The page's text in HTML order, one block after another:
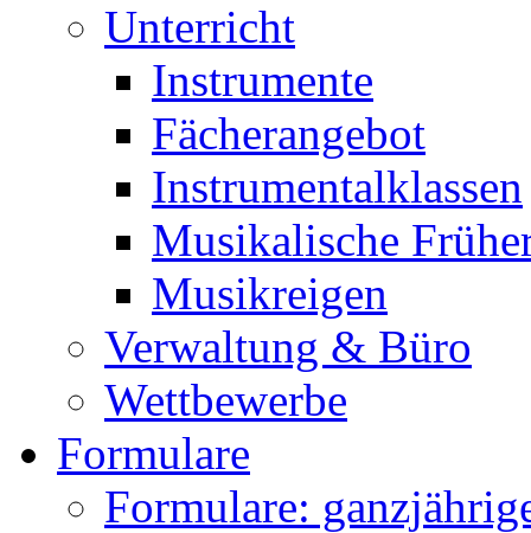
Unterricht
Instrumente
Fächerangebot
Instrumentalklassen
Musikalische
Musikreigen
Verwaltung & Büro
Wettbewerbe
Formulare
Formulare: